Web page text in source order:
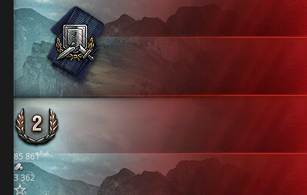
85 861
3 362